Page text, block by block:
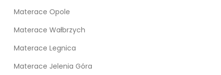
Materace Opole
Materace Wałbrzych
Materace Legnica
Materace Jelenia Góra